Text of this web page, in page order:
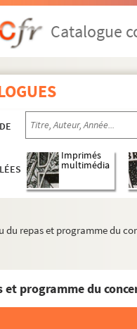
Catalogue
Imprimés
multimédia
du repas et programme du